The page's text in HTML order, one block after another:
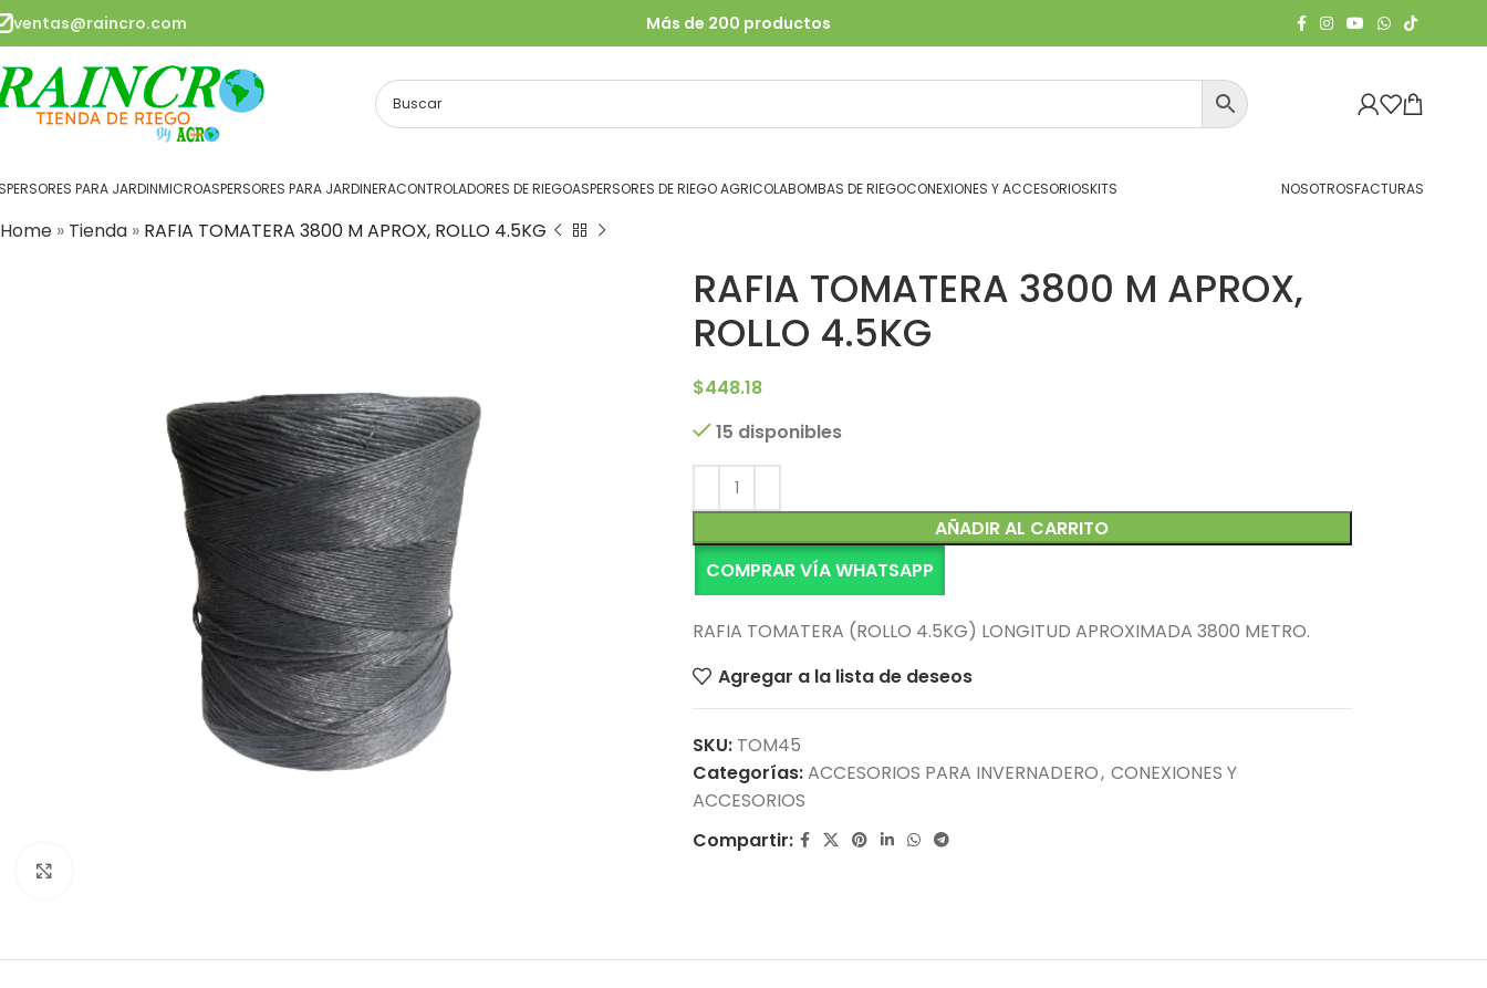
ventas@raincro.com Más de 200 productos
PARA JARDINMICROASPERSORES PARA JARDINERACONTROLADORES DE RIEGOASPERSORES DE RIEGO AGRICOLABOMBAS DE RIEGOCONEXIONES Y ACCESORIOSKITS NOSOTROSFACTURAS
Home » Tienda » RAFIA TOMATERA 3800 M APROX, ROLLO 4.5KG
RAFIA TOMATERA 3800 M APROX,
ROLLO 4.5KG
$448.18
15 disponibles
AÑADIR AL CARRITO
COMPRAR VÍA WHATSAPP
Alternative:
RAFIA TOMATERA (ROLLO 4.5KG) LONGITUD APROXIMADA 3800 METRO.
Agregar a la lista de deseos
SKU: TOM45
Categorías:ACCESORIOS PARA INVERNADERO, CONEXIONES Y
ACCESORIOS
Compartir: